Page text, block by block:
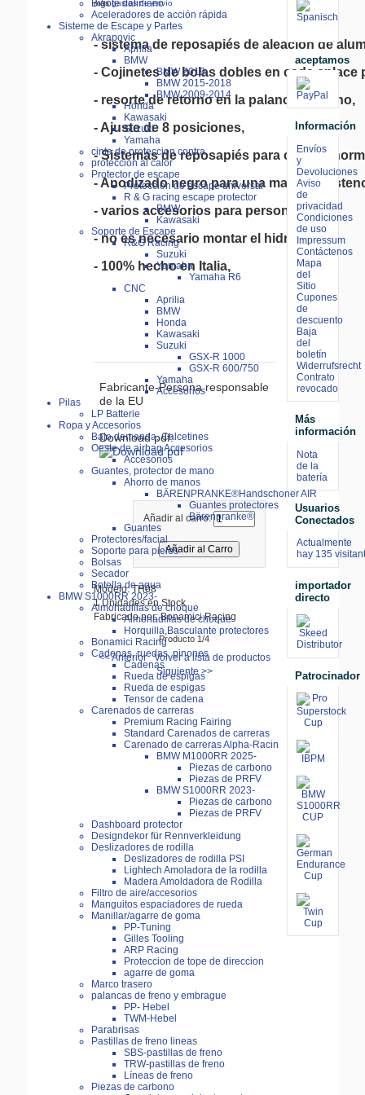
Bigote daliniano
Aceleradores de acción rápida
Sisteme de Escape y Partes
Akrapovic
Aprilia
BMW
BMW 2019-
BMW 2015-2018
BMW 2009-2014
Honda
Kawasaki
Suzuki
Yamaha
cinta de proteccion contra
proteccion al calor
Protector de escape
Protección de escape universal
R & G racing escape protector
BMW
Kawasaki
Soporte de Escape
R&G Racing
Suzuki
Yamaha
Yamaha R6
CNC
Aprilia
BMW
Honda
Kawasaki
Suzuki
GSX-R 1000
GSX-R 600/750
Yamaha
Accesorios
Pilas
LP Batterie
Ropa y Accesorios
Bajo demanda, Calcetines
Oeste de airbag Accesorios
Accesorios
Guantes, protector de mano
Ahorro de manos
BÄRENPRANKE®Handschoner AIR
Guantes protectores
Bärenpranke®
Guantes
Protectores/facial
Soporte para pieles
Bolsas
Secador
Botella de agua
BMW S1000RR 2023-
Almohadillas de choque
Almohadillas de choque
Horquilla,Basculante protectores
Bonamici Racing
Cadenas, ruedas, pinones
Cadenas
Rueda de espigas
Rueda de espigas
Tensor de cadena
Carenados de carreras
Premium Racing Fairing
Standard Carenados de carreras
Carenado de carreras Alpha-Racin
BMW M1000RR 2025-
Piezas de carbono
Piezas de PRFV
BMW S1000RR 2023-
Piezas de carbono
Piezas de PRFV
Dashboard protector
Designdekor für Rennverkleidung
Deslizadores de rodilla
Deslizadores de rodilla PSI
Lightech Amoladora de la rodilla
Madera Amoldadora de Rodilla
Filtro de aire/accesorios
Manguitos espaciadores de rueda
Manillar/agarre de goma
PP-Tuning
Gilles Tooling
ARP Racing
Proteccion de tope de direccion
agarre de goma
Marco trasero
palancas de freno y embrague
PP- Hebel
TWM-Hebel
Parabrisas
Pastillas de freno lineas
SBS-pastillas de freno
TRW-pastillas de freno
Líneas de freno
Piezas de carbono
másgastos de envío
- sistema de reposapiés de aleación de
- Cojinetes de bolas dobles en cada
- resorte de retorno en la palanca de freno,
- Ajuste de 8 posiciones,
- Sistemas de reposapiés para cambio
- Anodizado negro para una mayor
- varios accesorios para personalizar,
- no es necesario montar el hidrostop
- 100% hecho en Italia,
Fabricante-Persona responsable
de la EU
Download pdf:
Añadir al carro:
Modelo: TH08
1 Unidades en Stock
Fabricado por: Bonamici Racing
Producto 1/4
<< Anterior Volver a lista de productos
Siguiente >>
aceptamos
Información
Envíos
y
Devoluciones
Aviso
de
privacidad
Condiciones
de uso
Impressum
Contáctenos
Mapa
del
Sitio
Cupones
de
descuento
Baja
del
boletín
Widerrufsrecht
Contrato
revocado
Más
información
Nota
de la
batería
Usuarios
Conectados
Actualmente
hay 135
importador
directo
Patrocinador